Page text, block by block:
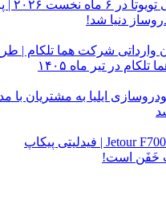
دنیا شد!
در تیر ماه ۱۴۰۵
خَفَن است!